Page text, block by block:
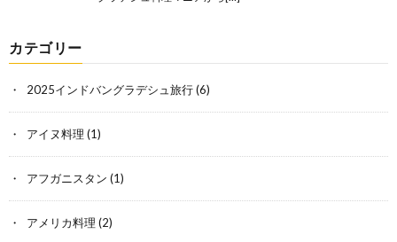
カテゴリー
2025インドバングラデシュ旅行(6)
アイヌ料理 (1)
アフガニスタン (1)
アメリカ料理 (2)